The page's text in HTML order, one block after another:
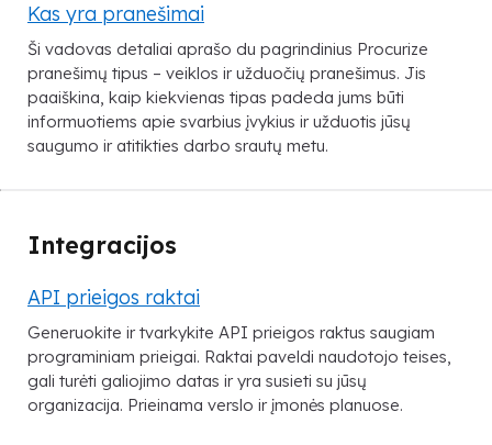
Kas yra pranešimai
Ši vadovas detaliai aprašo du pagrindinius Procurize
pranešimų tipus – veiklos ir užduočių pranešimus. Jis
paaiškina, kaip kiekvienas tipas padeda jums būti
informuotiems apie svarbius įvykius ir užduotis jūsų
saugumo ir atitikties darbo srautų metu.
Integracijos
API prieigos raktai
Generuokite ir tvarkykite API prieigos raktus saugiam
programiniam prieigai. Raktai paveldi naudotojo teises,
gali turėti galiojimo datas ir yra susieti su jūsų
organizacija. Prieinama verslo ir įmonės planuose.